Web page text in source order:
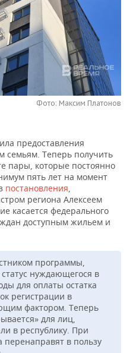
Фото: Максим Платонов
предоставления
Теперь получить
пары, которые постоянно
пять лет на момент
постановления,
региона Алексеем
касается федерального
доступным жильем и
программы,
нуждающегося в
для оплаты остатка
регистрации в
фактором. Теперь
для лиц,
в республику. При
в пользу